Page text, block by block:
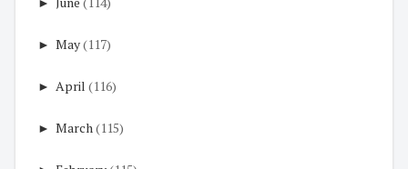
► May(117)
► April (116)
► March (115)